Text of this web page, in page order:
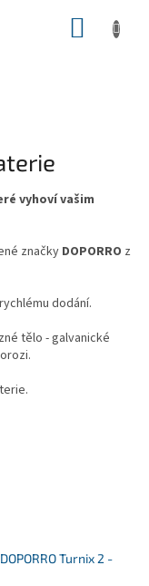
vyhoví vašim
značky DOPORRO z
dodání.
tělo - galvanické
Turnix 2 -